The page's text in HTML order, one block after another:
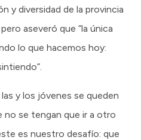
y diversidad de la provincia
aseveró que “la única
lo que hacemos hoy:
y los jóvenes se queden
no se tengan que ir a otro
es nuestro desafío: que